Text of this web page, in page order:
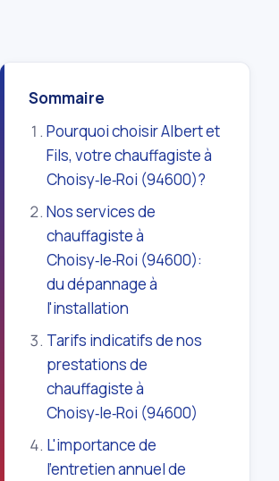
Sommaire
Pourquoi choisir Albert et
Fils, votre chauffagiste à
Choisy‑le‑Roi (94600)?
Nos services de
chauffagiste à
Choisy‑le‑Roi (94600):
du dépannage à
l'installation
Tarifs indicatifs de nos
prestations de
chauffagiste à
Choisy‑le‑Roi (94600)
L'importance de
l'entretien annuel de